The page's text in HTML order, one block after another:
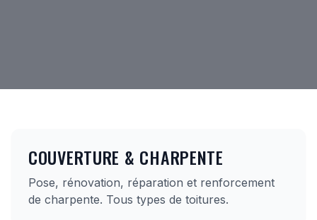
COUVERTURE & CHARPENTE
Pose, rénovation, réparation et renforcement
de charpente. Tous types de toitures.